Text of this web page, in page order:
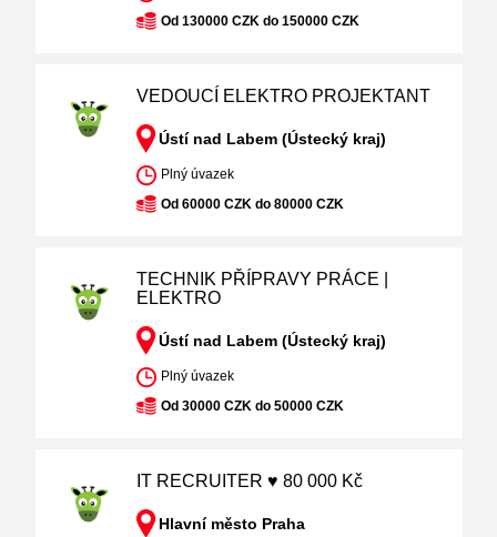
Od 130000 CZK do 150000 CZK
VEDOUCÍ ELEKTRO PROJEKTANT
Ústí nad Labem (Ústecký kraj)
Plný úvazek
Od 60000 CZK do 80000 CZK
TECHNIK PŘÍPRAVY PRÁCE |
ELEKTRO
Ústí nad Labem (Ústecký kraj)
Plný úvazek
Od 30000 CZK do 50000 CZK
IT RECRUITER ♥ 80 000 Kč
Hlavní město Praha